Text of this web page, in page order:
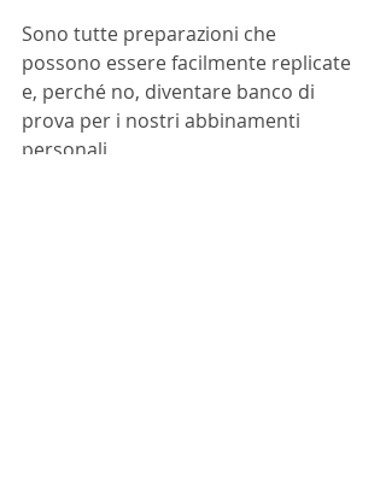
Sono tutte preparazioni che
possono essere facilmente replicate
e, perché no, diventare banco di
prova per i nostri abbinamenti
personali.